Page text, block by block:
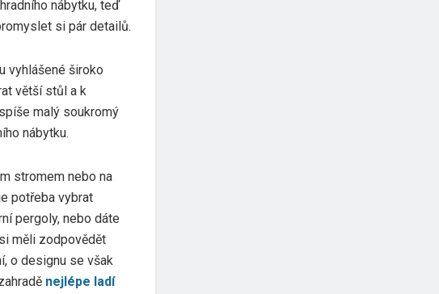
nábytku, teď
si pár detailů.
vyhlášené široko
větší stůl a k
malý soukromý
nábytku.
stromem nebo na
potřeba vybrat
pergoly, nebo dáte
měli zodpovědět
o designu se však
nejlépe ladí